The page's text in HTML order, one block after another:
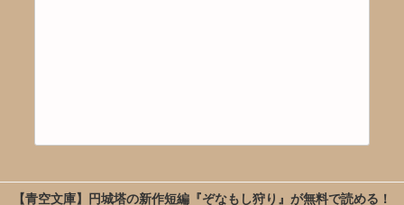
【青空文庫】円城塔の新作短編『ぞなもし狩り』が無料で読める！